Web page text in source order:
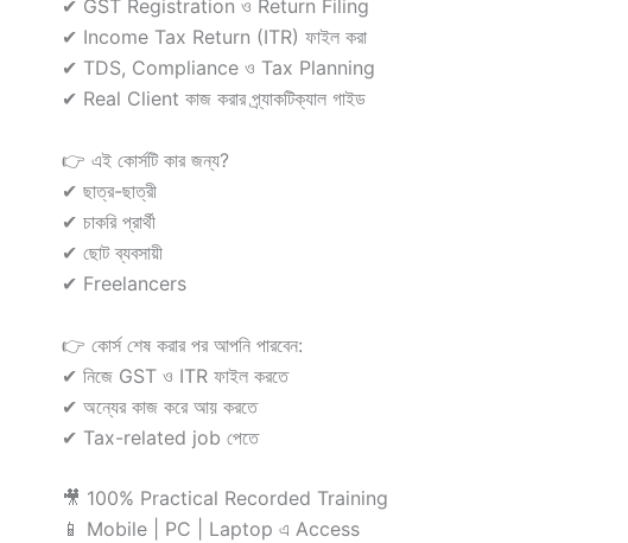
✔ GST Registration ও Return Filing
✔ Income Tax Return (ITR) ফাইল করা
✔ TDS, Compliance ও Tax Planning
✔ Real Client কাজ করার প্র্যাকটিক্যাল গাইড
👉 এই কোর্সটি কার জন্য?
✔ ছাত্র-ছাত্রী
✔ চাকরি প্রার্থী
✔ ছোট ব্যবসায়ী
✔ Freelancers
👉 কোর্স শেষ করার পর আপনি পারবেন:
✔ নিজে GST ও ITR ফাইল করতে
✔ অন্যের কাজ করে আয় করতে
✔ Tax-related job পেতে
🎥 100% Practical Recorded Training
📱 Mobile | PC | Laptop এ Access